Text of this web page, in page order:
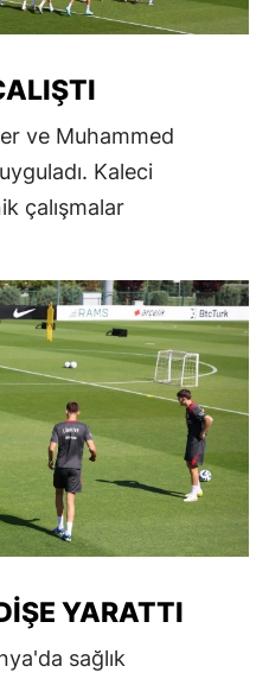
ve Muhammed
Kaleci
çalışmalar
YARATTI
sağlık